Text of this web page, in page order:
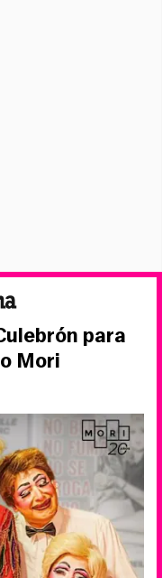
para
Mori